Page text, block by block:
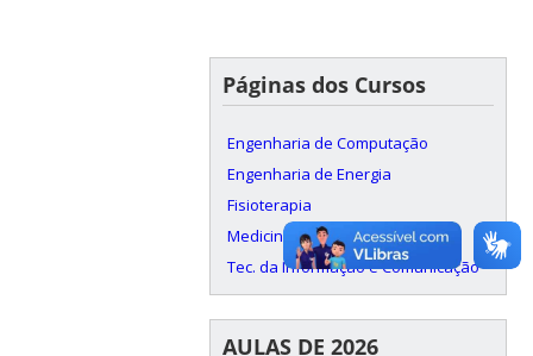
Páginas dos Cursos
Engenharia de Computação
Engenharia de Energia
Fisioterapia
Medicina
Tec. da Informação e Comunicação
AULAS DE 2026